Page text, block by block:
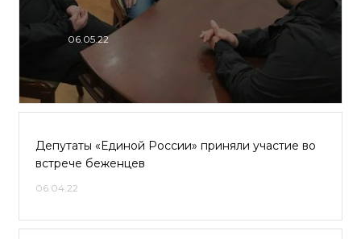
06.05.22
Депутаты «Единой России» приняли участие во
встрече беженцев
06.04.22